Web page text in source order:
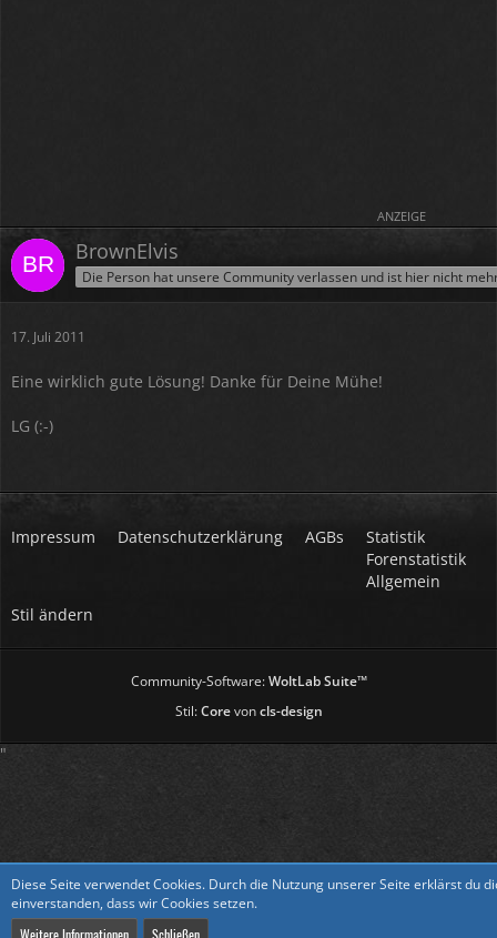
ANZEIGE
BrownElvis
Die Person hat unsere Community verlassen und ist hier nicht
17. Juli 2011
Eine wirklich gute Lösung! Danke für Deine Mühe!
LG (:-)
Stil ändern
Impressum Datenschutzerklärung AGBs
Statistik
Forenstatistik
Allgemein
Community-Software:WoltLab Suite™
Stil:Corevoncls-design
Diese Seite verwendet Cookies. Durch die Nutzung unserer Seite erklärst du
einverstanden, dass wir Cookies setzen.
Weitere Informationen
Schließen
"